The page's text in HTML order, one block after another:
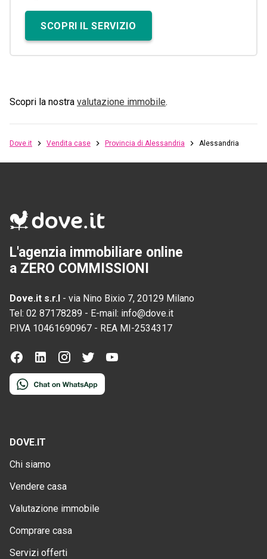
SCOPRI IL SERVIZIO
Scopri la nostra valutazione immobile.
Dove.it Vendita case Provincia di Alessandria Alessandria
L'agenzia immobiliare online
a ZERO COMMISSIONI
Dove.it s.r.l - via Nino Bixio 7, 20129 Milano
Tel: 02 87178289 - E-mail: info@dove.it
P.IVA 10461690967 - REA MI-2534317
DOVE.IT
Chi siamo
Vendere casa
Valutazione immobile
Comprare casa
Servizi offerti